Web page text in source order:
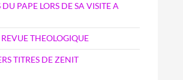
PAPE LORS DE SA VISITE A
THEOLOGIQUE
TITRES DE ZENIT